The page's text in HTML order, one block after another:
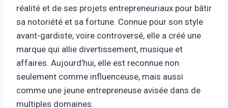
réalité et de ses projets entrepreneuriaux pour bâtir
sa notoriété et sa fortune. Connue pour son style
avant-gardiste, voire controversé, elle a créé une
marque qui allie divertissement, musique et
affaires. Aujourd’hui, elle est reconnue non
seulement comme influenceuse, mais aussi
comme une jeune entrepreneuse avisée dans de
multiples domaines.